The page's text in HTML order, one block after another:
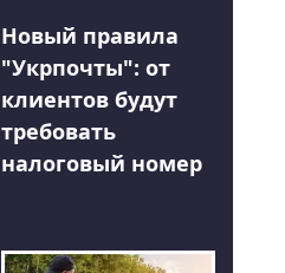
Новый правила
"Укрпочты": от
клиентов будут
требовать
налоговый номер